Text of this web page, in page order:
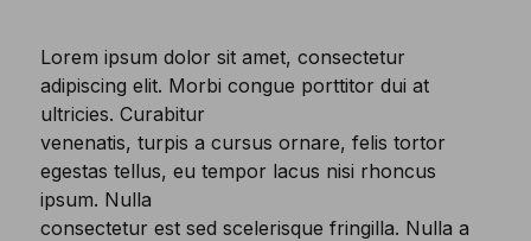
Lorem ipsum dolor sit amet, consectetur
adipiscing elit. Morbi congue porttitor dui at
ultricies. Curabitur
venenatis, turpis a cursus ornare, felis tortor
egestas tellus, eu tempor lacus nisi rhoncus
ipsum. Nulla
consectetur est sed scelerisque fringilla. Nulla a